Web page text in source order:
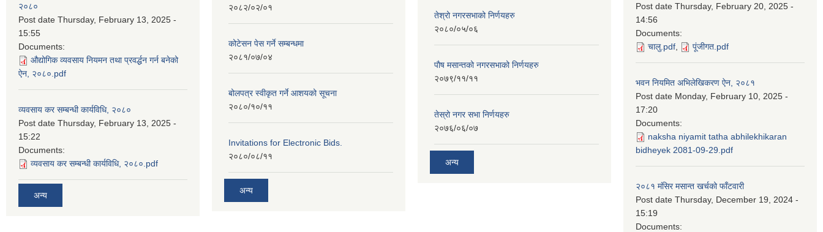
२०८०
Post date Thursday, February 13, 2025 -
15:55
Documents:
औद्योगिक व्यवसाय नियमन तथा प्रवर्द्धन गर्न बनेको
ऐन, २०८०.pdf
व्यवसाय कर सम्बन्धी कार्यविधि, २०८०
Post date Thursday, February 13, 2025 -
15:22
Documents:
व्यवसाय कर सम्बन्धी कार्यविधि, २०८०.pdf
अन्य
२०८२/०२/०१
कोटेसन पेस गर्ने सम्बन्धमा
२०८१/०७/०४
बोलपत्र स्वीकृत गर्ने आशयको सूचना
२०८०/१०/११
Invitations for Electronic Bids.
२०८०/०८/११
अन्य
तेश्रो नगरसभाको निर्णयहरु
२०८०/०५/०६
पाैष मसान्तको नगरसभाको निर्णयहरु
२०७९/११/११
तेस्रो नगर सभा निर्णयहरु
२०७६/०६/०७
अन्य
Post date Thursday, February 20, 2025 -
14:56
Documents:
चालु.pdf
पूंजीगत.pdf
भवन नियमित अभिलेखिकरण ऐन, २०८१
Post date Monday, February 10, 2025 -
17:20
Documents:
naksha niyamit tatha abhilekhikaran
bidheyek 2081-09-29.pdf
२०८१ मंसिर मसान्त खर्चको फाँटवारी
Post date Thursday, December 19, 2024 -
15:19
Documents: